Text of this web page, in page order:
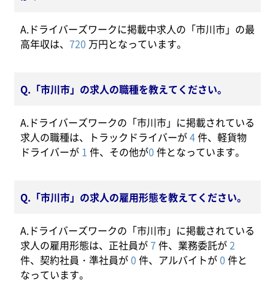
A.ドライバーズワークに掲載中求人の「市川市」の最
高年収は、 720 万円となっています。
Q.「市川市」の求人の職種を教えてください。
A.ドライバーズワークの「市川市」に掲載されている
求人の職種は、トラックドライバーが4件、軽貨物
ドライバーが 1 件、その他が0 件となっています。
Q.「市川市」の求人の雇用形態を教えてください。
A.ドライバーズワークの「市川市」に掲載されている
求人の雇用形態は、正社員が7 件、業務委託が2
件、契約社員・準社員が0 件、アルバイトが0 件と
なっています。